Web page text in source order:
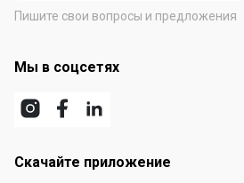
Пишите свои вопросы и предложения
Мы в соцсетях
Скачайте приложение